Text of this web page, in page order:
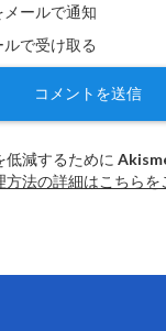
ールで通知
で受け取る
低減するために
方法の詳細はこちらを